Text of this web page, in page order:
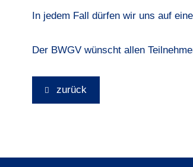
In jedem Fall dürfen wir uns auf
Der BWGV wünscht allen
zurück